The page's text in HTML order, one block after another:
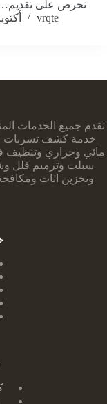
نحرص على
vrqte
أكتوبر 31,
تقدم جميع الخدمات
خدمة كشف تسربات
مائي وحراري وتنظيف
سبلت وترميم فلل
وتخزين اثاث